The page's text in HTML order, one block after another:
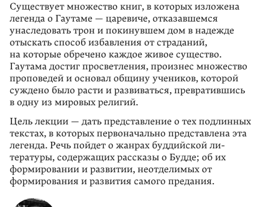
Существует множество книг, в которых изложена
легенда о Гаутаме — царевиче, отказавшемся
унаследовать трон и покинувшем дом в надежде
отыскать спо­соб избавления от страданий,
на которые обречено каждое живое существо.
Гаутама достиг просветления, произнес множество
проповедей и основал общину учеников, которой
суждено было расти и развиваться, превратившись
в одну из мировых религий.
Цель лекции — дать представление о тех подлинных
текстах, в которых пер­воначально представлена эта
легенда. Речь пойдет о жанрах буддийской ли­
тературы, содержащих рассказы о Будде; об их
формировании и развитии, неотделимых от
формирования и развития самого предания.